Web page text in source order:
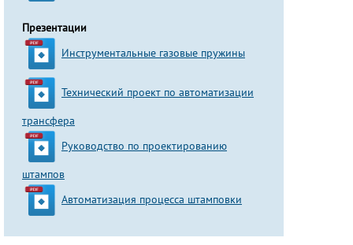
Презентации
Инструментальные газовые пружины
Технический проект по автоматизации
трансфера
Руководство по проектированию
штампов
Автоматизация процесса штамповки